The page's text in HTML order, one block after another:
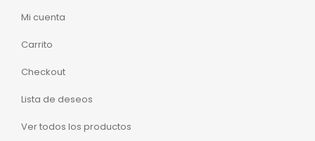
Mi cuenta
Carrito
Checkout
Lista de deseos
Ver todos los productos